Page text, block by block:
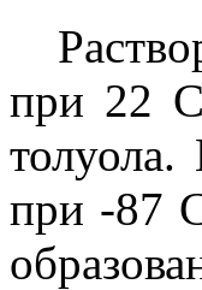
при 22
при -87